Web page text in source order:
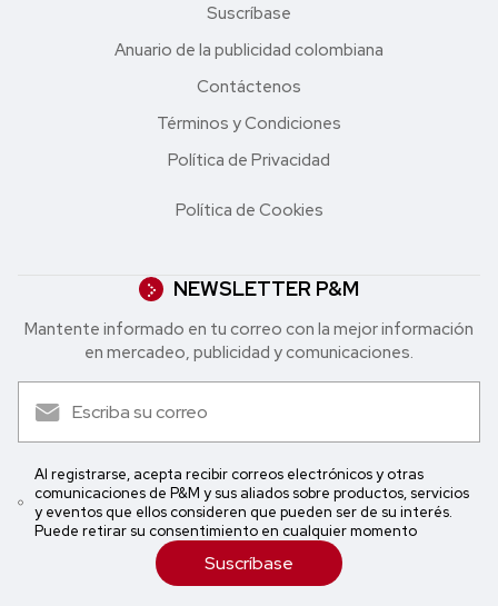
Suscríbase
Anuario de la publicidad colombiana
Contáctenos
Términos y Condiciones
Política de Privacidad
Política de Cookies
NEWSLETTER P&M
Mantente informado en tu correo con la mejor in formación
en mercadeo, publicidad y comunicaciones.
Al registrarse, acepta recibir correos electrónicos y otras
comunicaciones de P&M y sus aliados sobre productos, servicios
y eventos que ellos consideren que pueden ser de su interés.
Puede retirar su consentimiento en cualquier momento
Suscríbase